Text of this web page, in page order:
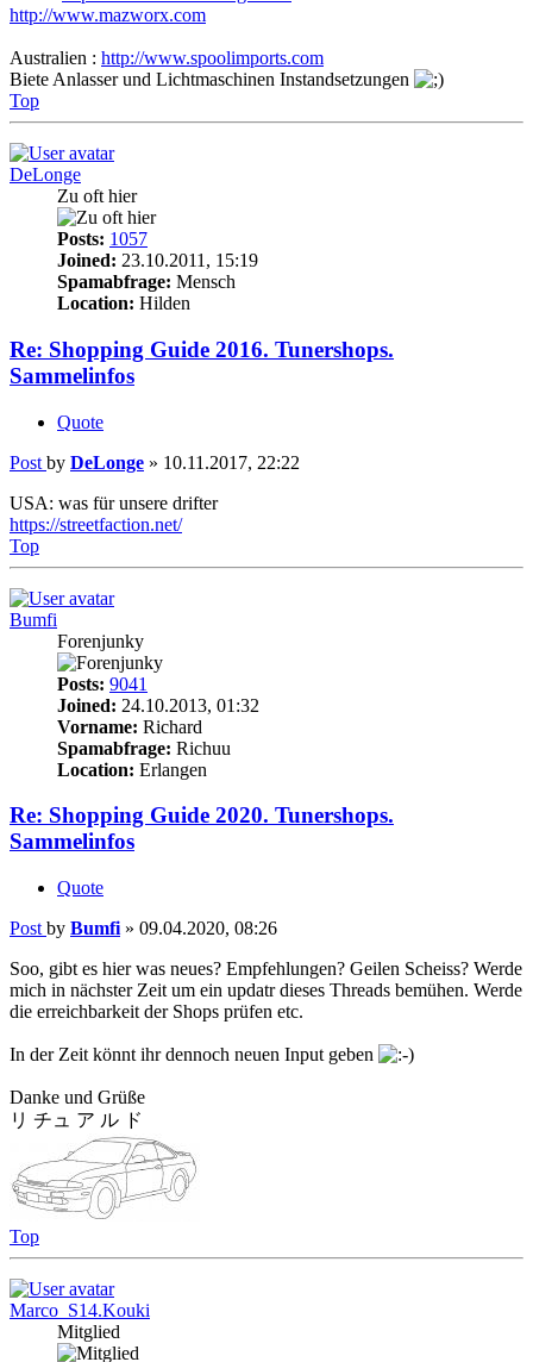
http://www.mazworx.com
Australien : http://www.spoolimports.com
Biete Anlasser und Lichtmaschinen Instandsetzungen
Top
DeLonge
Zu oft hier
Posts: 1057
Joined: 23.10.2011, 15:19
Spamabfrage: Mensch
Location: Hilden
Re: Shopping Guide 2016. Tunershops.
Sammelinfos
Quote
Post by DeLonge » 10.11.2017, 22:22
USA: was für unsere drifter
https://streetfaction.net/
Top
Bumfi
Forenjunky
Posts: 9041
Joined: 24.10.2013, 01:32
Vorname: Richard
Spamabfrage: Richuu
Location: Erlangen
Re: Shopping Guide 2020. Tunershops.
Sammelinfos
Quote
Post by Bumfi » 09.04.2020, 08:26
Soo, gibt es hier was neues? Empfehlungen? Geilen Scheiss? Werde
mich in nächster Zeit um ein updatr dieses Threads bemühen. Werde
die erreichbarkeit der Shops prüfen etc.
In der Zeit könnt ihr dennoch neuen Input geben
Danke und Grüße
リ チュ ア ル ド
Top
Marco_S14.Kouki
Mitglied